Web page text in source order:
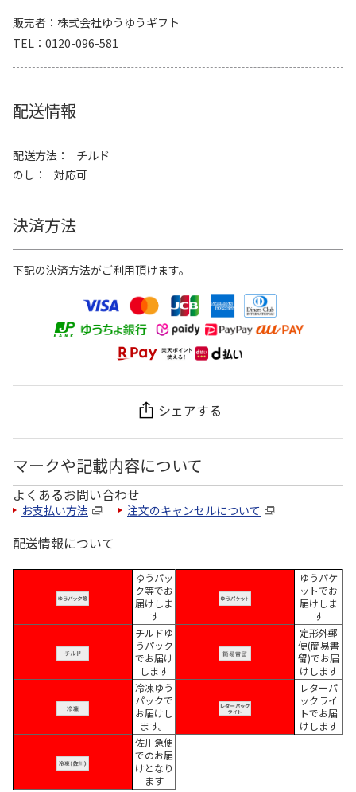
販売者
株式会社ゆうゆうギフト
TEL
0120-096-581
配送情報
配送方法
チルド
のし
対応可
決済方法
下記の決済方法がご利用頂けます。
シェアする
マークや記載内容について
よくあるお問い合わせ
お支払い方法 注文のキャンセルについて
配送情報について
ゆうパッ
ク等でお
届けしま
す
ゆうパケ
ットでお
届けしま
す
チルドゆ
うパック
でお届け
します
定形外郵
便(簡易書
留)でお届
けします
冷凍ゆう
パックで
お届けし
ます。
レターパ
ックライ
トでお届
けします
佐川急便
でのお届
けとなり
ます